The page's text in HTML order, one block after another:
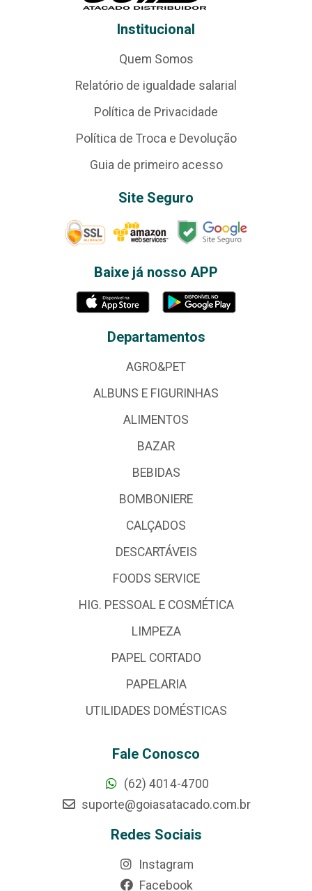
Institucional
Quem Somos
Relatório de igualdade salarial
Política de Privacidade
Política de Troca e Devolução
Guia de primeiro acesso
Site Seguro
Baixe já nosso APP
Departamentos
AGRO&PET
ALBUNS E FIGURINHAS
ALIMENTOS
BAZAR
BEBIDAS
BOMBONIERE
CALÇADOS
DESCARTÁVEIS
FOODS SERVICE
HIG. PESSOAL E COSMÉTICA
LIMPEZA
PAPEL CORTADO
PAPELARIA
UTILIDADES DOMÉSTICAS
Fale Conosco
(62) 4014-4700
suporte@goiasatacado.com.br
Redes Sociais
Instagram
Facebook